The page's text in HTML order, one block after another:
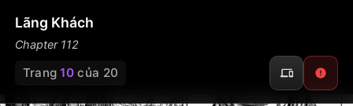
Lãng Khách
Chapter 112
Trang10 của 20